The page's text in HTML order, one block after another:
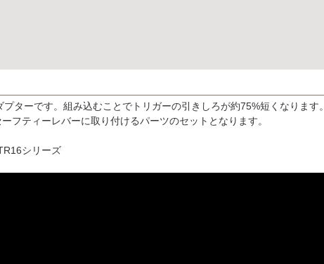
ターです。組み込むことでトリガーの引きしろが約75%短くなります。
フティーレバーに取り付けるパーツのセットとなります。
シリーズ